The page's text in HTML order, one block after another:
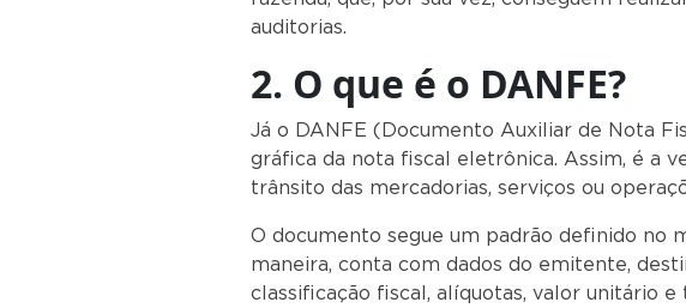
auditorias.
2. O que é o DANFE?
Já o DANFE (Documento Auxiliar de Nota
gráfica da nota fiscal eletrônica. Assim, é a
trânsito das mercadorias, serviços ou
O documento segue um padrão definido no
maneira, conta com dados do emitente,
classificação fiscal, alíquotas, valor unitário